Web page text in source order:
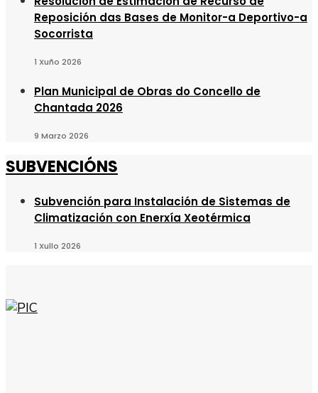
Reposición das Bases de Monitor-a Deportivo-a
Socorrista
1 Xuño 2026
Plan Municipal de Obras do Concello de
Chantada 2026
9 Marzo 2026
SUBVENCIÓNS
Subvención para Instalación de Sistemas de
Climatización con Enerxía Xeotérmica
1 Xullo 2026